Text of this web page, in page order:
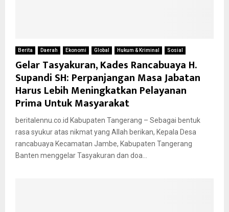
Berita Daerah Ekonomi Global Hukum & Kriminal Sosial
Gelar Tasyakuran, Kades Rancabuaya H.
Supandi SH: Perpanjangan Masa Jabatan
Harus Lebih Meningkatkan Pelayanan
Prima Untuk Masyarakat
beritalennu.co.id Kabupaten Tangerang – Sebagai bentuk
rasa syukur atas nikmat yang Allah berikan, Kepala Desa
rancabuaya Kecamatan Jambe, Kabupaten Tangerang
Banten menggelar Tasyakuran dan doa...